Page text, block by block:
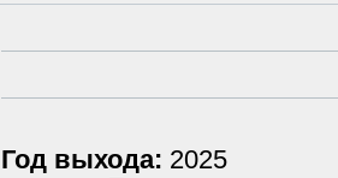
Год выхода: 2025